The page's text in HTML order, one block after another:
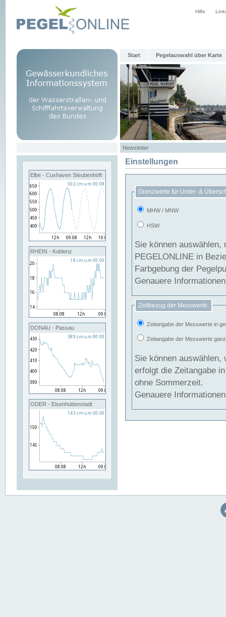
Hilfe
Start Pegelauswahl über Karte
Newsletter
Elbe - Cuxhaven Steubenhöft
RHEIN - Koblenz
DONAU - Passau
ODER - Eisenhüttenstadt
Einstellungen
Grenzwerte für Unter- &
MHW / MNW
HSW
Sie können
PEGELONLINE in Beziehung
Farbgebung der
Genauere
Zeitbezug der Messwerte:
Zeitangabe der Messwerte in
Zeitangabe der Messwerte
Sie können auswählen,
erfolgt die Zeitangabe
ohne Sommerzeit.
Genauere